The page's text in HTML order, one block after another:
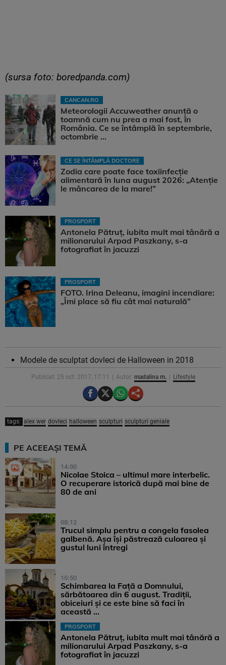
(sursa foto: boredpanda.com)
CANCAN.RO
Meteorologii Accuweather anunță o
toamnă cum nu prea a mai fost, în
România. Ce se întâmplă în septembrie,
octombrie ...
CE SE ÎNTÂMPLĂ DOCTORE
Zodia care poate face toxiinfecție
alimentară în luna august 2026: „Atenție
le mâncarea de la mare!”
PROSPORT
Antonela Pătruț, iubita mult mai tânără a
milionarului Arpad Paszkany, s-a
fotografiat în jacuzzi
PROSPORT
FOTO. Irina Deleanu, imagini incendiare:
„Îmi place să fiu cât mai naturală”
Modele de sculptat dovleci de Halloween in 2018
Publicat: 25 oct. 2017, 17:11 Autor: madalina m. Lifestyle
tags: alex wer dovleci halloween sculpturi sculpturi geniale
PE ACEEAȘI TEMĂ
14:00
Nicolae Stoica – ultimul mare interbelic.
O recuperare istorică după mai bine de
80 de ani
08:12
Trucul simplu pentru a congela fasolea
galbenă. Așa își păstrează culoarea și
gustul luni întregi
10:50
Schimbarea la Față a Domnului,
sărbătoarea din 6 august. Tradiții,
obiceiuri și ce este bine să faci în
această ...
PROSPORT
Antonela Pătruț, iubita mult mai tânără a
milionarului Arpad Paszkany, s-a
fotografiat în jacuzzi